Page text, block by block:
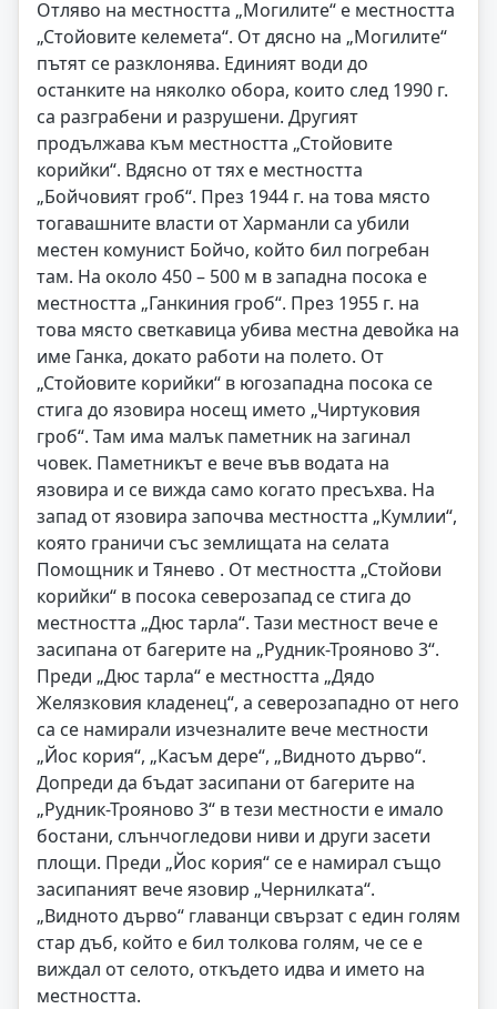
Отляво на местността „Могилите“ е местността
„Стойовите келемета“. От дясно на „Могилите“
пътят се разклонява. Единият води до
останките на няколко обора, които след 1990 г.
са разграбени и разрушени. Другият
продължава към местността „Стойовите
корийки“. Вдясно от тях е местността
„Бойчовият гроб“. През 1944 г. на това място
тогавашните власти от Харманли са убили
местен комунист Бойчо, който бил погребан
там. На около 450 – 500 м в западна посока е
местността „Ганкиния гроб“. През 1955 г. на
това място светкавица убива местна девойка на
име Ганка, докато работи на полето. От
„Стойовите корийки“ в югозападна посока се
стига до язовира носещ името „Чиртуковия
гроб“. Там има малък паметник на загинал
човек. Паметникът е вече във водата на
язовира и се вижда само когато пресъхва. На
запад от язовира започва местността „Кумлии“,
която граничи със землищата на селата
Помощник и Тянево . От местността „Стойови
корийки“ в посока северозапад се стига до
местността „Дюс тарла“. Тази местност вече е
засипана от багерите на „Рудник-Трояново 3“.
Преди „Дюс тарла“ е местността „Дядо
Желязковия кладенец“, а северозападно от него
са се намирали изчезналите вече местности
„Йос кория“, „Касъм дере“, „Видното дърво“.
Допреди да бъдат засипани от багерите на
„Рудник-Трояново 3“ в тези местности е имало
бостани, слънчогледови ниви и други засети
площи. Преди „Йос кория“ се е намирал също
засипаният вече язовир „Чернилката“.
„Видното дърво“ главанци свързат с един голям
стар дъб, който е бил толкова голям, че се е
виждал от селото, откъдето идва и името на
местността.